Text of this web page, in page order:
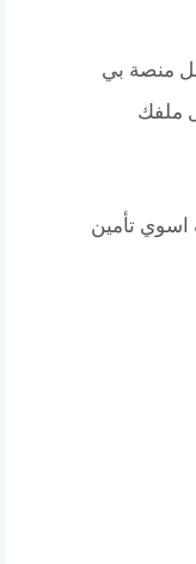
منصة بي
ملفك
اسوي تأمين